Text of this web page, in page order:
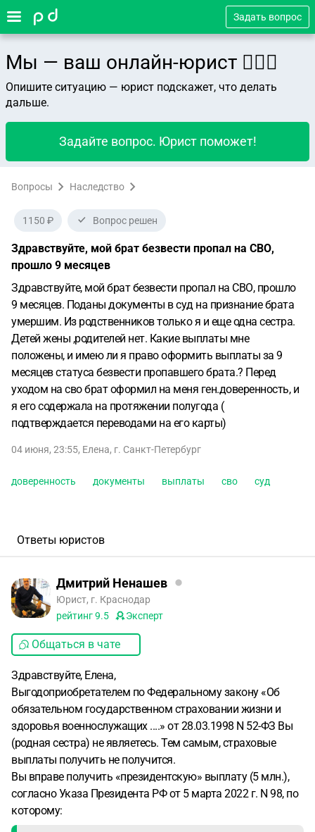
Задать вопрос
Мы — ваш онлайн-юрист 👨🏻‍⚖️
Опишите ситуацию — юрист подскажет, что делать
дальше.
Задайте вопрос. Юрист поможет!
Вопросы Наследство
1150 ₽ Вопрос решен
Здравствуйте, мой брат безвести пропал на СВО,
прошло 9 месяцев
Здравствуйте, мой брат безвести пропал на СВО, прошло
9 месяцев. Поданы документы в суд на признание брата
умершим. Из родственников только я и еще одна сестра.
Детей жены ,родителей нет. Какие выплаты мне
положены, и имею ли я право оформить выплаты за 9
месяцев статуса безвести пропавшего брата.? Перед
уходом на сво брат оформил на меня ген.доверенность, и
я его содержала на протяжении полугода (
подтверждается переводами на его карты)
04 июня, 23:55, Елена, г. Санкт-Петербург
доверенность документы выплаты сво суд
Ответы юристов
Дмитрий Ненашев
Юрист, г. Краснодар
рейтинг9.5 Эксперт
Общаться в чате
Здравствуйте, Елена,
Выгодоприобретателем по Федеральному закону «Об
обязательном государственном страховании жизни и
здоровья военнослужащих ....» от 28.03.1998 N 52-ФЗ Вы
(родная сестра) не являетесь. Тем самым, страховые
выплаты получить не получится.
Вы вправе получить «президентскую» выплату (5 млн.),
согласно Указа Президента РФ от 5 марта 2022 г. N 98, по
которому: